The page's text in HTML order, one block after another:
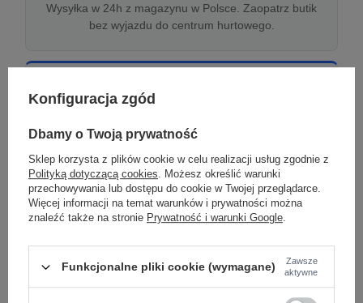
Wysyłka w 24h z magazynu w Polsce. Zaopatrz butik
bez wyjazdu do centrum hurtowego.
Odzież damska hurtowo online
Internetowa hurtownia damska z plikiem XML/CSV.
Aktualizacja stanów co godzinę.
DROPSHIPPING
Damskie ubrania w dropshippingu
Hurt odzieży damskiej z wysyłką na etykiecie Twojego
sklepu w całej UE. Zero magazynu, zero
Konfiguracja zgód
Dbamy o Twoją prywatność
Sklep korzysta z plików cookie w celu realizacji usług zgodnie z
Polityką dotyczącą cookies. Możesz określić warunki
przechowywania lub dostępu do cookie w Twojej przeglądarce.
Więcej informacji na temat warunków i prywatności można
znaleźć także na stronie Prywatność i warunki Google.
Funkcjonalne pliki cookie (wymagane)
Zawsze
aktywne